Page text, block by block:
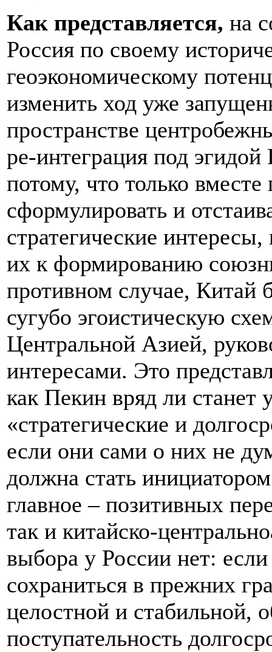
Как представляется, на
Россия по своему
геоэкономическому
изменить ход уже
пространстве
ре-интеграция под
потому, что только
сформулировать и
стратегические
их к формированию
противном случае, Китай
сугубо эгоистическую
Центральной Азией,
интересами. Это
как Пекин вряд ли станет
«стратегические и
если они сами о них не
должна стать
главное – позитивных
так и китайско-
выбора у России нет:
сохраниться в прежних
целостной и стабильной,
поступательность